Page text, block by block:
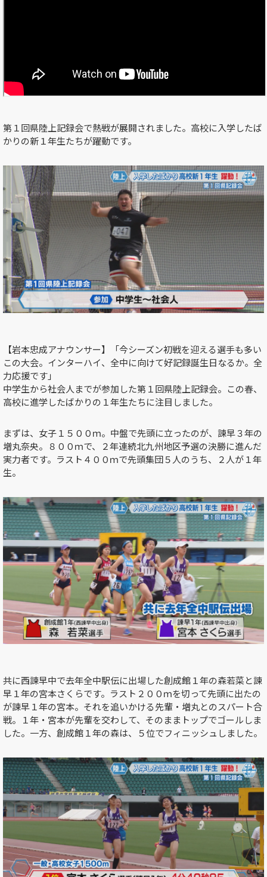
第１回県陸上記録会で熱戦が展開されました。高校に入学したば
かりの新１年生たちが躍動です。
【岩本忠成アナウンサー】「今シーズン初戦を迎える選手も多い
この大会。インターハイ、全中に向けて好記録誕生日なるか。全
力応援です」
中学生から社会人までが参加した第１回県陸上記録会。この春、
高校に進学したばかりの１年生たちに注目しました。
まずは、女子１５００ｍ。中盤で先頭に立ったのが、諫早３年の
増丸奈央。８００ｍで、２年連続北九州地区予選の決勝に進んだ
実力者です。ラスト４００ｍで先頭集団５人のうち、２人が１年
生。
共に西諫早中で去年全中駅伝に出場した創成館１年の森若菜と諫
早１年の宮本さくらです。ラスト２００ｍを切って先頭に出たの
が諫早１年の宮本。それを追いかける先輩・増丸とのスパート合
戦。１年・宮本が先輩を交わして、そのままトップでゴールしま
した。一方、創成館１年の森は、５位でフィニッシュしました。